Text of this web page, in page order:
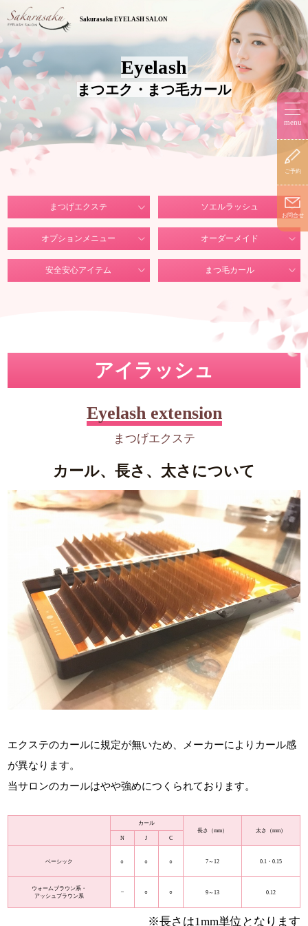
menu​​​​
ご予約
お問合せ
Sakurasaku EYELASH SALON
Eyelash
まつエク・まつ毛カール​​​​​​​
まつげエクステ ソエルラッシュ
オプションメニュー オーダーメイド
安全安心アイテム まつ毛カール
アイラッシュ
Eyelash extension
まつげエクステ
カール、長さ、太さについて
エクステのカールに規定が無いため、メーカーによりカール感
が異なります。
当サロンのカールはやや強めにつくられております。
ベーシック
ウォームブラウン系・
アッシュブラウン系
カール
N
○
–
J
○
○
C
○
○
長さ（mm）
7～12
9～13
太さ（mm）
0.1・0.15
0.12
※長さは1mm単位となります